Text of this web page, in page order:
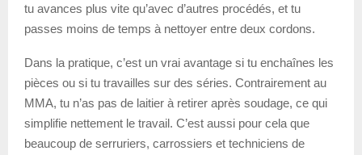
tu avances plus vite qu’avec d’autres procédés, et tu
passes moins de temps à nettoyer entre deux cordons.
Dans la pratique, c’est un vrai avantage si tu enchaînes les
pièces ou si tu travailles sur des séries. Contrairement au
MMA, tu n’as pas de laitier à retirer après soudage, ce qui
simplifie nettement le travail. C’est aussi pour cela que
beaucoup de serruriers, carrossiers et techniciens de